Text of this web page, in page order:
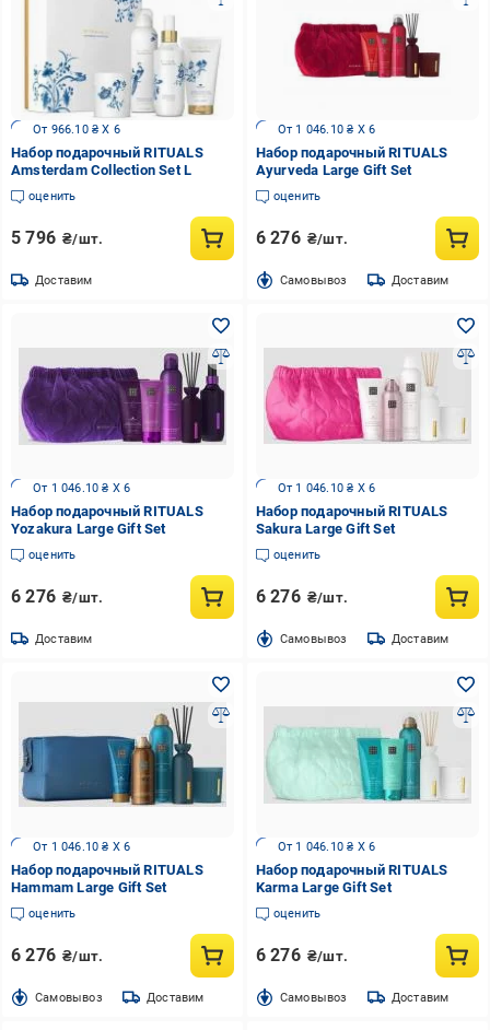
От 966.10 ₴ X 6
Набор подарочный RITUALS
Amsterdam Collection Set L
оценить
5 796 ₴/шт.
Доставим
От 1 046.10 ₴ X 6
Набор подарочный RITUALS
Ayurveda Large Gift Set
оценить
6 276 ₴/шт.
Cамовывоз Доставим
От 1 046.10 ₴ X 6
Набор подарочный RITUALS
Yozakura Large Gift Set
оценить
6 276 ₴/шт.
Доставим
От 1 046.10 ₴ X 6
Набор подарочный RITUALS
Sakura Large Gift Set
оценить
6 276 ₴/шт.
Cамовывоз Доставим
От 1 046.10 ₴ X 6
Набор подарочный RITUALS
Hammam Large Gift Set
оценить
6 276 ₴/шт.
Cамовывоз Доставим
От 1 046.10 ₴ X 6
Набор подарочный RITUALS
Karma Large Gift Set
оценить
6 276 ₴/шт.
Cамовывоз Доставим